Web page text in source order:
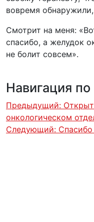
вовремя
Смотрит на меня:
спасибо, а желудок
не болит совсем».
Навигация
Предыдущий:
онкологическом
Следующий: